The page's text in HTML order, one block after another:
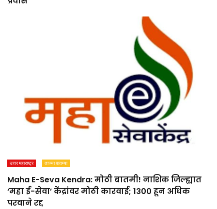
उत्तर महाराष्ट्र ताज्या बातम्या
Maha E-Seva Kendra: मोठी बातमी! नाशिक जिल्ह्यात
‘महा ई-सेवा’ केंद्रांवर मोठी कारवाई; 1300 हून अधिक
परवाने रद्द